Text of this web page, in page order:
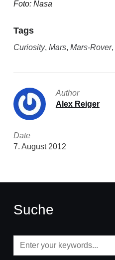
Foto: Nasa
Tags
Curiosity, Mars, Mars-Rover,
Author
Alex Reiger
Date
7. August 2012
Suche